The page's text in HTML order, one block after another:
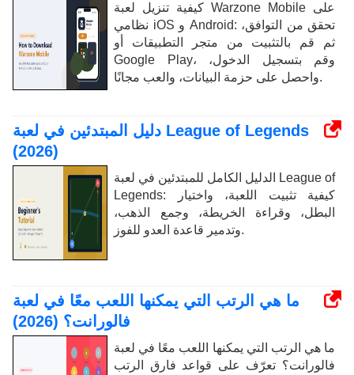
كيفية تنزيل لعبة Warzone Mobile على
نظامي iOS و Android: تحقق من التوافق،
ثم قم بالتثبيت من متجر التطبيقات أو
Google Play، وقم بتسجيل الدخول،
واحصل على حزمة البيانات، والعب مجانًا.
دليل المبتدئين في لعبة League of Legends
(2026)
الدليل الكامل للمبتدئين في لعبة League of
Legends: كيفية تثبيت اللعبة، واختيار
البطل، وقراءة الخريطة، وجمع الذهب،
وتدمير قاعدة العدو للفوز.
ما هي الرتب التي يمكنها اللعب معًا في لعبة
فالورانت؟ (2026)
ما هي الرتب التي يمكنها اللعب معًا في لعبة
فالورانت؟ تعرّف على قواعد فارق الرتب